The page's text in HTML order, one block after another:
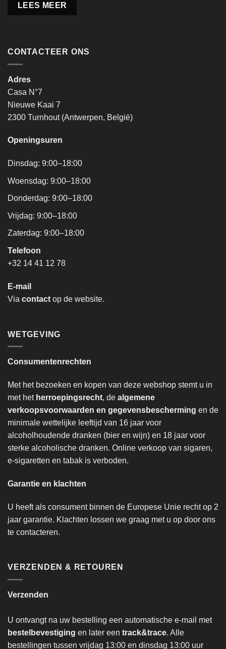
LEES MEER
CONTACTEER ONS
Adres
Casa N°7
Nieuwe Kaai 7
2300 Turnhout (Antwerpen, België)
Openingsuren
Dinsdag: 9:00–18:00
Woensdag: 9:00–18:00
Donderdag: 9:00–18:00
Vrijdag: 9:00–18:00
Zaterdag: 9:00–18:00
Telefoon
+32 14 41 12 78
E-mail
Via contact op de website.
WETGEVING
Consumentenrechten
Met het bezoeken en kopen van deze webshop stemt u in
met het herroepingsrecht, de algemene
verkoopsvoorwaarden en gegevensbescherming en de
minimale wettelijke leeftijd van 16 jaar voor
alcoholhoudende dranken (bier en wijn) en 18 jaar voor
sterke alcoholische dranken. Online verkoop van sigaren,
e-sigaretten en tabak is verboden.
Garantie en klachten
U heeft als consument binnen de Europese Unie recht op 2
jaar garantie. Klachten lossen we graag met u op door ons
te contacteren.
VERZENDEN & RETOUREN
Verzenden
U ontvangt na uw bestelling een automatische e-mail met
bestelbevestiging en later een track&trace. Alle
bestellingen tussen vrijdag 13:00 en dinsdag 13:00 uur